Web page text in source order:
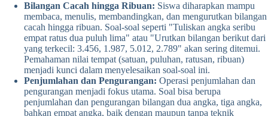
Bilangan Cacah hingga Ribuan: Siswa diharapkan mampu
membaca, menulis, membandingkan, dan mengurutkan bilangan
cacah hingga ribuan. Soal-soal seperti "Tuliskan angka seribu
empat ratus dua puluh lima" atau "Urutkan bilangan berikut dari
yang terkecil: 3.456, 1.987, 5.012, 2.789" akan sering ditemui.
Pemahaman nilai tempat (satuan, puluhan, ratusan, ribuan)
menjadi kunci dalam menyelesaikan soal-soal ini.
Penjumlahan dan Pengurangan: Operasi penjumlahan dan
pengurangan menjadi fokus utama. Soal bisa berupa
penjumlahan dan pengurangan bilangan dua angka, tiga angka,
bahkan empat angka, baik dengan maupun tanpa teknik